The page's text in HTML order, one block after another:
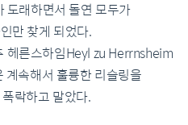
도래하면서 돌연 모두가
만 찾게 되었다.
헤른스하임Heyl zu Herrnsheim
계속해서 훌륭한 리슬링을
락하고 말았다.